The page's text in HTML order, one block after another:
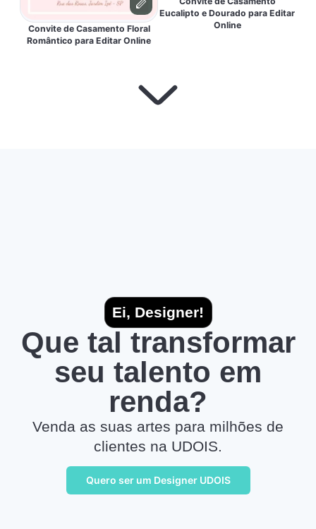
Convite de Casamento Floral
Romântico para Editar Online
Eucalipto e Dourado para Editar
Online
Ei, Designer!
Que tal transformar
seu talento em
renda?
Venda as suas artes para milhões de
clientes na UDOIS.
Quero ser um Designer UDOIS